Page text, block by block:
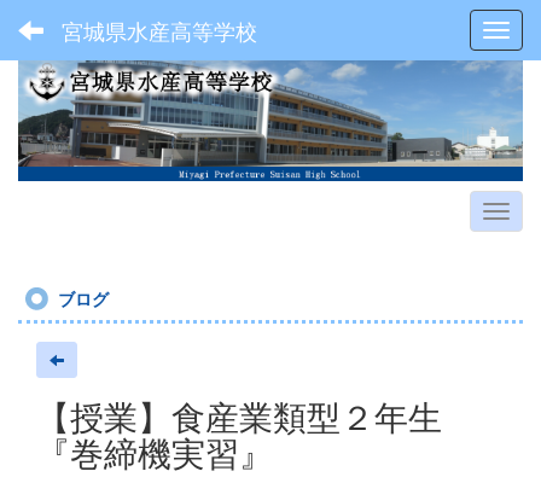
宮城県水産高等学校
ブログ
【授業】食産業類型２年生
『巻締機実習』